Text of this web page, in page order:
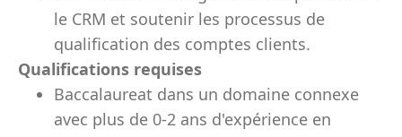
le CRM et soutenir les processus de
qualification des comptes clients.
Qualifications requises
Baccalaureat dans un domaine connexe
avec plus de 0-2 ans d'expérience en